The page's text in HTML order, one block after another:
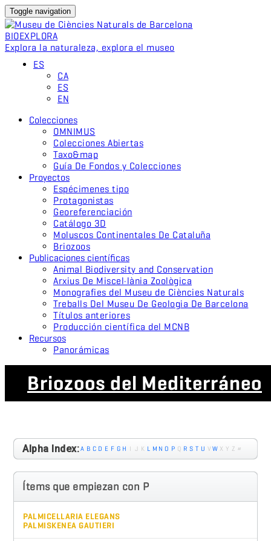
Toggle navigation
BIOEXPLORA
Explora la naturaleza, explora el museo
ES
CA
ES
EN
Colecciones
OMNIMUS
Colecciones Abiertas
Taxo&map
Guía De Fondos y Colecciones
Proyectos
Espécimenes tipo
Protagonistas
Georeferenciación
Catálogo 3D
Moluscos Continentales De Cataluña
Briozoos
Publicaciones científicas
Animal Biodiversity and Conservation
Arxius De Miscel·lània Zoològica
Monografies del Museu de Ciències Naturals
Treballs Del Museu De Geologia De Barcelona
Títulos anteriores
Producción científica del MCNB
Recursos
Panorámicas
Briozoos del Mediterráneo
Alpha Index:A B C D E F G H I J K L M N O P Q R S T U V W X Y Z #
Ítems que empiezan con P
PALMICELLARIA ELEGANS
PALMISKENEA GAUTIERI